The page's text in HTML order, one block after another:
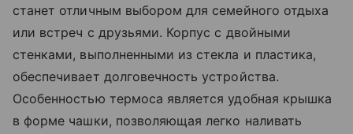
станет отличным выбором для семейного отдыха
или встреч с друзьями. Корпус с двойными
стенками, выполненными из стекла и пластика,
обеспечивает долговечность устройства.
Особенностью термоса является удобная крышка
в форме чашки, позволяющая легко наливать